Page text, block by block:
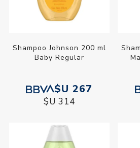
Shampoo Johnson 200 ml
Baby Regular
$U 267
$U 314